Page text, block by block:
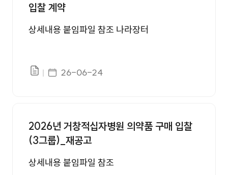
입찰 계약
상세내용 붙임파일 참조 나라장터
파일있음게시일자
26-06-24
2026년 거창적십자병원 의약품 구매 입찰
(3그룹)_재공고
상세내용 붙임파일 참조